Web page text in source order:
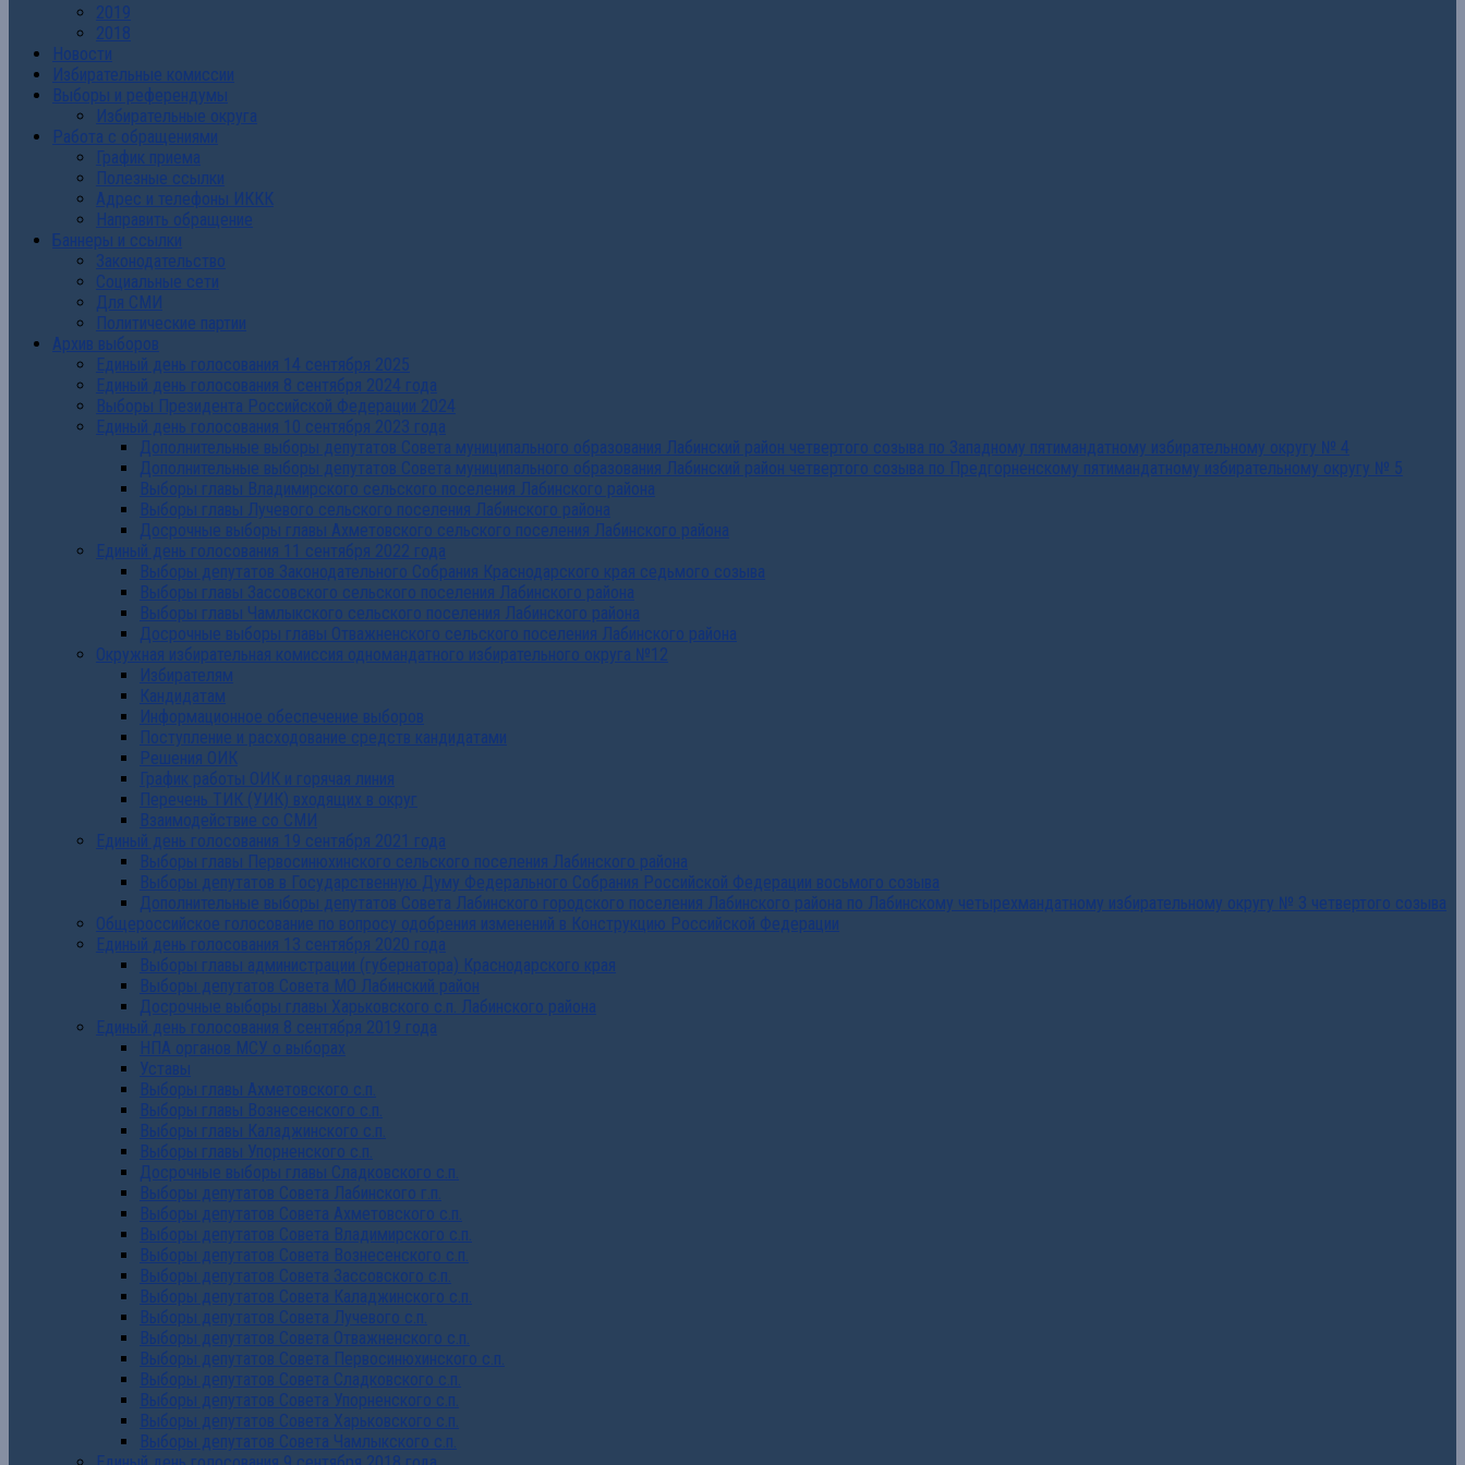
2019
2018
Новости
Избирательные комиссии
Выборы и референдумы
Избирательные округа
Работа с обращениями
График приема
Полезные ссылки
Адрес и телефоны ИККК
Направить обращение
Баннеры и ссылки
Законодательство
Социальные сети
Для СМИ
Политические партии
Архив выборов
Единый день голосования 14 сентября 2025
Единый день голосования 8 сентября 2024 года
Выборы Президента Российской Федерации 2024
Единый день голосования 10 сентября 2023 года
Дополнительные выборы депутатов Совета муниципального образования Лабинский район четвертого созыва по Западному пятимандатному избирательному округу № 4
Дополнительные выборы депутатов Совета муниципального образования Лабинский район четвертого созыва по Предгорненскому пятимандатному избирательному округу № 5
Выборы главы Владимирского сельского поселения Лабинского района
Выборы главы Лучевого сельского поселения Лабинского района
Досрочные выборы главы Ахметовского сельского поселения Лабинского района
Единый день голосования 11 сентября 2022 года
Выборы депутатов Законодательного Собрания Краснодарского края седьмого созыва
Выборы главы Зассовского сельского поселения Лабинского района
Выборы главы Чамлыкского сельского поселения Лабинского района
Досрочные выборы главы Отважненского сельского поселения Лабинского района
Окружная избирательная комиссия одномандатного избирательного округа №12
Избирателям
Кандидатам
Информационное обеспечение выборов
Поступление и расходование средств кандидатами
Решения ОИК
График работы ОИК и горячая линия
Перечень ТИК (УИК) входящих в округ
Взаимодействие со СМИ
Единый день голосования 19 сентября 2021 года
Выборы главы Первосинюхинского сельского поселения Лабинского района
Выборы депутатов в Государственную Думу Федерального Собрания Российской Федерации восьмого созыва
Дополнительные выборы депутатов Совета Лабинского городского поселения Лабинского района по Лабинскому четырехмандатному избирательному округу № 3 четвертого созыва
Общероссийское голосование по вопросу одобрения изменений в Конструкцию Российской Федерации
Единый день голосования 13 сентября 2020 года
Выборы главы администрации (губернатора) Краснодарского края
Выборы депутатов Совета МО Лабинский район
Досрочные выборы главы Харьковского с.п. Лабинского района
Единый день голосования 8 сентября 2019 года
НПА органов МСУ о выборах
Уставы
Выборы главы Ахметовского с.п.
Выборы главы Вознесенского с.п.
Выборы главы Каладжинского с.п.
Выборы главы Упорненского с.п.
Досрочные выборы главы Сладковского с.п.
Выборы депутатов Совета Лабинского г.п.
Выборы депутатов Совета Ахметовского с.п.
Выборы депутатов Совета Владимирского с.п.
Выборы депутатов Совета Вознесенского с.п.
Выборы депутатов Совета Зассовского с.п.
Выборы депутатов Совета Каладжинского с.п.
Выборы депутатов Совета Лучевого с.п.
Выборы депутатов Совета Отважненского с.п.
Выборы депутатов Совета Первосинюхинского с.п.
Выборы депутатов Совета Сладковского с.п.
Выборы депутатов Совета Упорненского с.п.
Выборы депутатов Совета Харьковского с.п.
Выборы депутатов Совета Чамлыкского с.п.